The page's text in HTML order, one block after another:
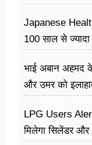
Japanese
100 साल से
भाई अबान अहमद
और उमर को
LPG Users
मिलेगा सिलेंडर और